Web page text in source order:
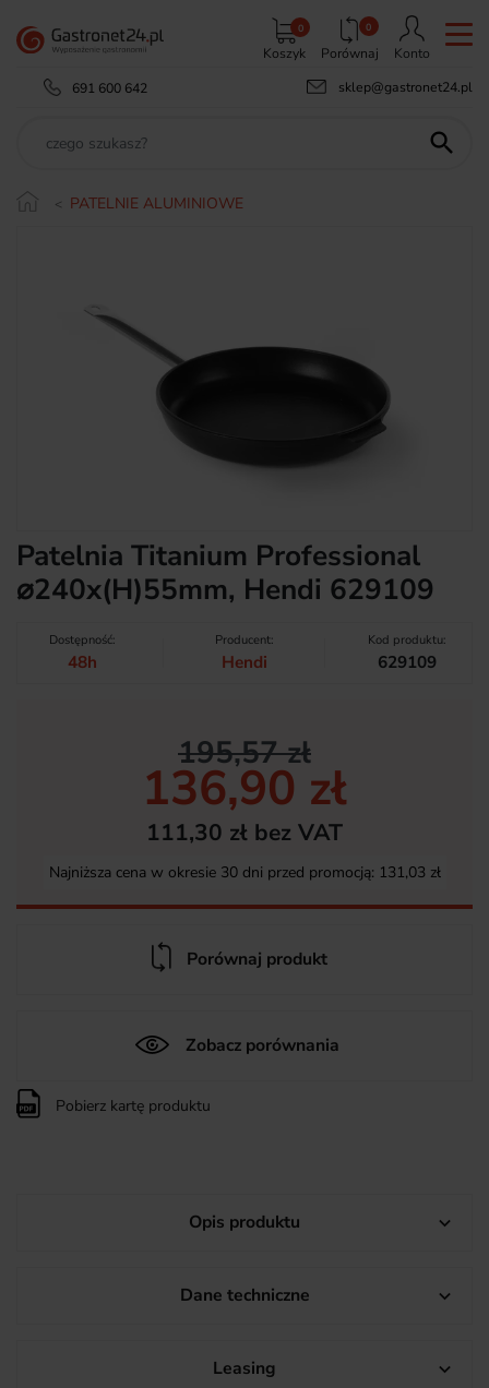
Koszyk
0 0
Porównaj
Konto
691 600 642
sklep@gastronet24.pl

PATELNIE ALUMINIOWE
Patelnia Titanium Professional
⌀240x(H)55mm, Hendi 629109
Dostępność:
48h
Producent:
Hendi
Kod produktu:
629109
195,57 zł
136,90 zł
111,30 zł bez VAT
Najniższa cena w okresie 30 dni przed promocją: 131,03 zł
Porównaj produkt
Zobacz porównania
Pobierz kartę produktu
Opis produktu 
Dane techniczne 
Leasing 